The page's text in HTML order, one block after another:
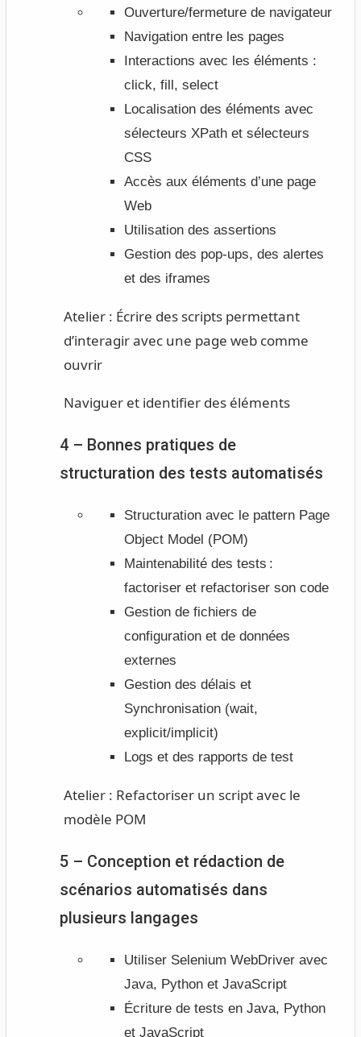
Ouverture/fermeture de navigateur
Navigation entre les pages
Interactions avec les éléments :
click, fill, select
Localisation des éléments avec
sélecteurs XPath et sélecteurs
CSS
Accès aux éléments d’une page
Web
Utilisation des assertions
Gestion des pop-ups, des alertes
et des iframes
Atelier : Écrire des scripts permettant
d’interagir avec une page web comme
ouvrir
Naviguer et identifier des éléments
4 – Bonnes pratiques de
structuration des tests automatisés
Structuration avec le pattern Page
Object Model (POM)
Maintenabilité des tests :
factoriser et refactoriser son code
Gestion de fichiers de
configuration et de données
externes
Gestion des délais et
Synchronisation (wait,
explicit/implicit)
Logs et des rapports de test
Atelier : Refactoriser un script avec le
modèle POM
5 – Conception et rédaction de
scénarios automatisés dans
plusieurs langages
Utiliser Selenium WebDriver avec
Java, Python et JavaScript
Écriture de tests en Java, Python
et JavaScript